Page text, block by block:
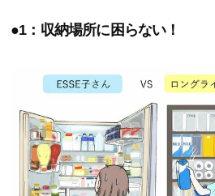
●1：収納場所に困らない！